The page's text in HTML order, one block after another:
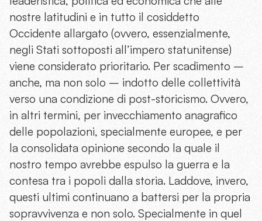
nostre latitudini e in tutto il cosiddetto
Occidente allargato (ovvero, essenzialmente,
negli Stati sottoposti all’impero statunitense)
viene considerato prioritario. Per scadimento –
anche, ma non solo – indotto delle collettività
verso una condizione di post-storicismo. Ovvero,
in altri termini, per invecchiamento anagrafico
delle popolazioni, specialmente europee, e per
la consolidata opinione secondo la quale il
nostro tempo avrebbe espulso la guerra e la
contesa tra i popoli dalla storia. Laddove, invero,
questi ultimi continuano a battersi per la propria
sopravvivenza e non solo. Specialmente in quel